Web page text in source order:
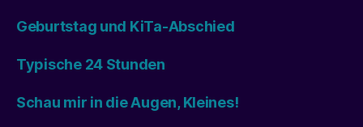
Geburtstag und KiTa-Abschied
Typische 24 Stunden
Schau mir in die Augen, Kleines!